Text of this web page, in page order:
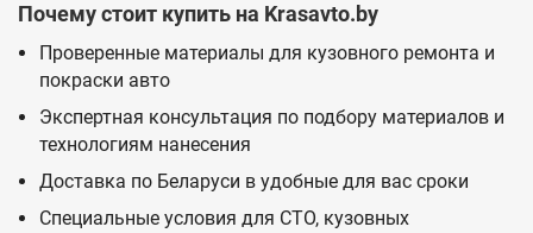
Почему стоит купить на Krasavto.by
Проверенные материалы для кузовного ремонта и
покраски авто
Экспертная консультация по подбору материалов и
технологиям нанесения
Доставка по Беларуси в удобные для вас сроки
Специальные условия для СТО, кузовных